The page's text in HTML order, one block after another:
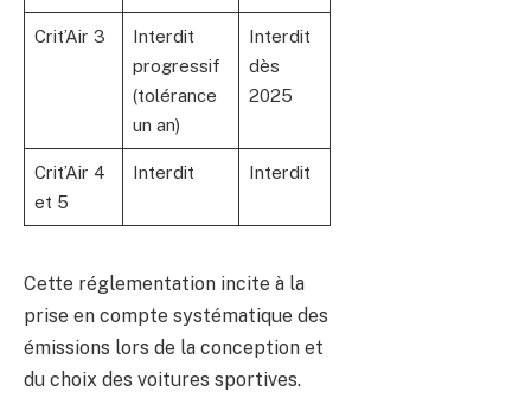
Crit’Air 3
Interdit
progressif
(tolérance
un an)
Interdit
dès
2025
Crit’Air 4
et 5
Interdit Interdit
Cette réglementation incite à la
prise en compte systématique des
émissions lors de la conception et
du choix des voitures sportives.